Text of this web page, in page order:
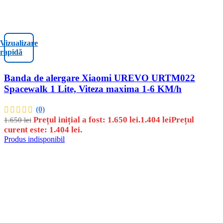
Vizualizare
rapidă
Banda de alergare Xiaomi UREVO URTM022
Spacewalk 1 Lite, Viteza maxima 1-6 KM/h
(0)
1.650lei Prețul inițial a fost: 1.650 lei.1.404 leiPrețul
curent este: 1.404 lei.
Produs indisponibil